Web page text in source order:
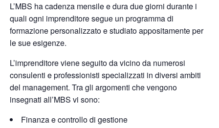
L’MBS ha cadenza mensile e dura due giorni durante i
quali ogni imprenditore segue un programma di
formazione personalizzatoe studiato appositamente per
le sue esigenze.
L’imprenditore viene seguito da vicino da numerosi
consulenti e professionisti specializzati in diversi ambiti
del management. Tra gli argomenti che vengono
insegnati all’MBS vi sono:
Finanza e controllo di gestione